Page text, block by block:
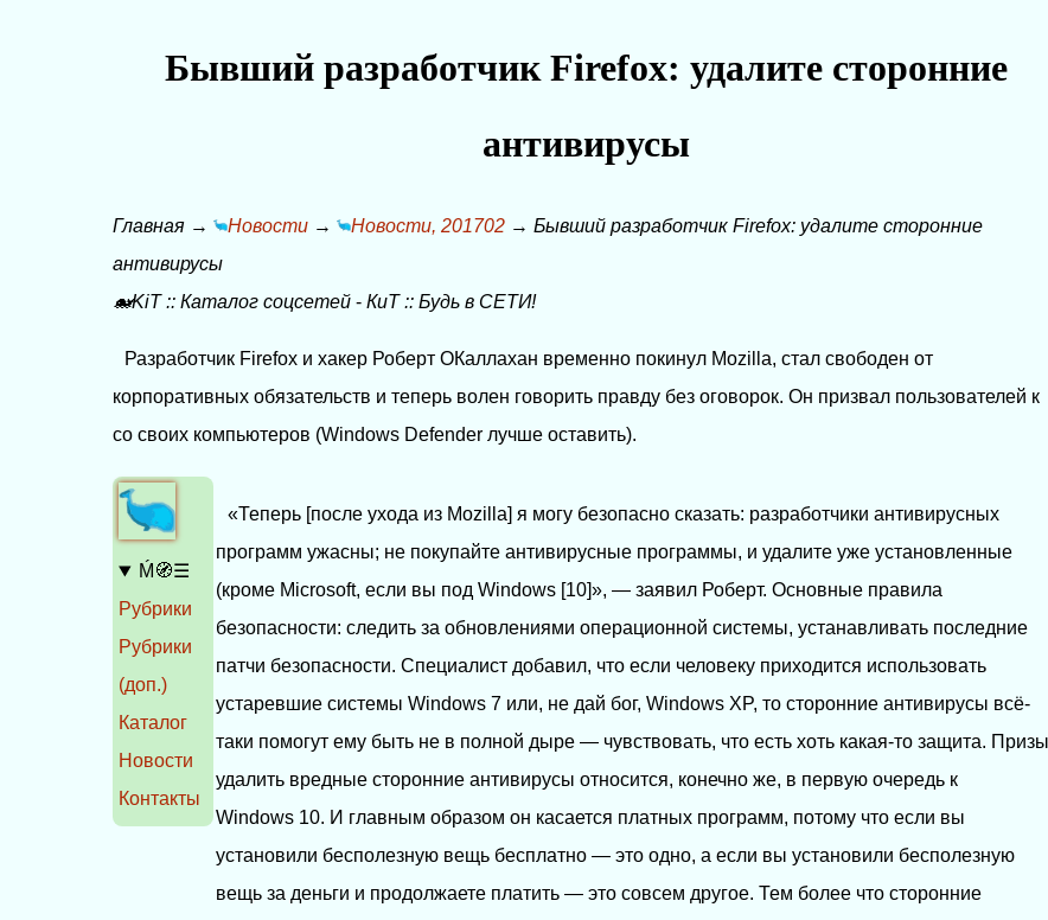
Бывший разработчик Firefox: удалите сторонние
антивирусы
Главная → Новости → Новости, 201702 →Бывший разработчик Firefox: удалите сторонние
антивирусы
🐋KiT::Каталог соцсетей -КиТ::Будь в СЕТИ!
Разработчик Firefox и хакер Роберт ОКаллахан временно покинул Mozilla, стал свободен от
корпоративных обязательств и теперь волен говорить правду без оговорок. Он призвал пользователей к
со своих компьютеров (Windows Defender лучше оставить).
«Теперь [после ухода из Mozilla] я могу безопасно сказать: разработчики антивирусных
программ ужасны; не покупайте антивирусные программы, и удалите уже установленные
(кроме Microsoft, если вы под Windows [10]», — заявил Роберт. Основные правила
безопасности: следить за обновлениями операционной системы, устанавливать последние
патчи безопасности. Специалист добавил, что если человеку приходится использовать
устаревшие системы Windows 7 или, не дай бог, Windows XP, то сторонние антивирусы всё-
таки помогут ему быть не в полной дыре — чувствовать, что есть хоть какая-то защита.
удалить вредные сторонние антивирусы относится, конечно же, в первую очередь к
Windows 10. И главным образом он касается платных программ, потому что если вы
установили бесполезную вещь бесплатно — это одно, а если вы установили бесполезную
вещь за деньги и продолжаете платить — это совсем другое. Тем более что сторонние
Ḿ🧭☰
Рубрики
Рубрики
(доп.)
Каталог
Новости
Контакты